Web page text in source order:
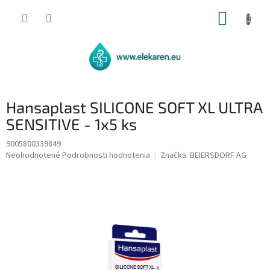
Hansaplast SILICONE SOFT XL ULTRA
SENSITIVE - 1x5 ks
9005800339849
Priemerné
Neohodnotené Podrobnosti hodnotenia Značka: BEIERSDORF AG